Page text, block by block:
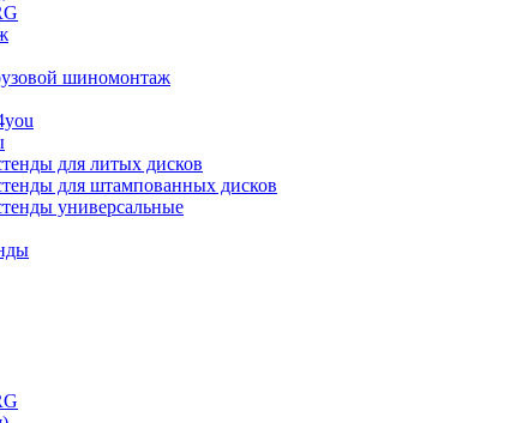
шиномонтаж
для литых дисков
для штампованных дисков
универсальные